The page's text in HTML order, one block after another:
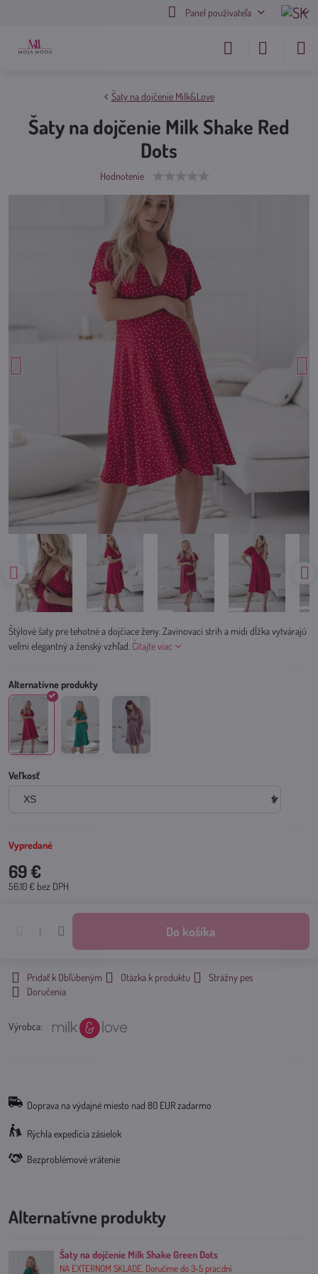
Panel používateľa
Šaty na dojčenie Milk&Love
Šaty na dojčenie Milk Shake Red
Dots
Hodnotenie
Štýlové šaty pre tehotné a dojčiace ženy. Zavinovací strih a midi dĺžka vytvárajú
veľmi elegantný a ženský vzhľad. Čítajte viac
Veľkosť
Vypredané
69 €
56.10 € bez DPH
Do košíka
Pridať k Obľúbeným Otázka k produktu
Strážny pes
Doručenia
Výrobca:
Doprava na výdajné miesto nad 80 EUR zadarmo
Rýchla expedícia zásielok
Bezproblémové vrátenie
Alternatívne produkty
Šaty na dojčenie Milk Shake Green Dots
NA EXTERNOM SKLADE, Doručíme do 3-5 prac.dní